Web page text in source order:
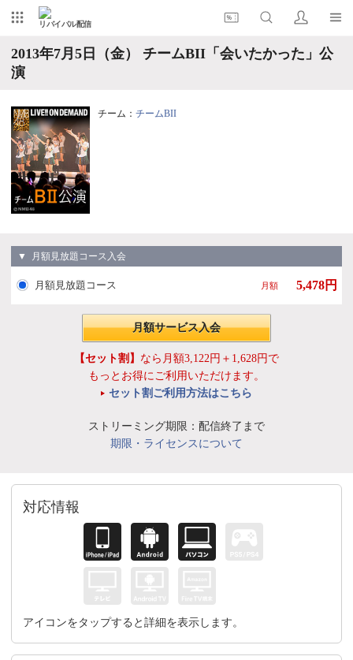
リバイバル配信
2013年7月5日（金） チームBII「会いたかった」公
演
チーム： チームBII
▼ 月額見放題コース入会
月額見放題コース 月額 5,478円
月額サービス入会
【セット割】 なら月額3,122円＋1,628円で
もっとお得にご利用いただけます。
セット割ご利用方法はこちら
ストリーミング期限：配信終了まで
期限・ライセンスについて
対応情報
アイコンをタップすると詳細を表示します。